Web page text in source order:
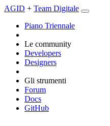
AGID + Team Digitale
Piano Triennale
Le community
Developers
Designers
Gli strumenti
Forum
Docs
GitHub